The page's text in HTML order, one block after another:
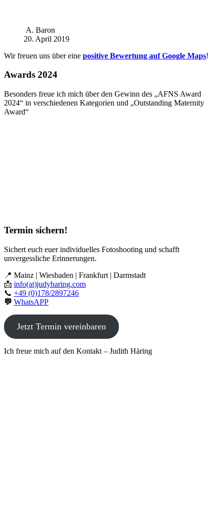
A. Baron
20. April 2019
Wir freuen uns über eine positive Bewertung auf Google Maps!
Awards 2024
Besonders freue ich mich über den Gewinn des „AFNS Award
2024“ in verschiedenen Kategorien und „Outstanding Maternity
Award“
Termin sichern!
Sichert euch euer individuelles Fotoshooting und schafft
unvergessliche Erinnerungen.
📍 Mainz | Wiesbaden | Frankfurt | Darmstadt
📩 info(at)judyharing.com
📞 +49 (0)178/2897246
💬 WhatsAPP
Jetzt Termin vereinbaren
Ich freue mich auf den Kontakt – Judith Häring